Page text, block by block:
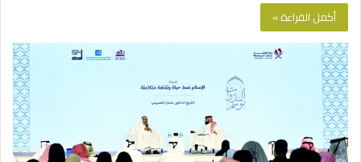
أكمل القراءة »